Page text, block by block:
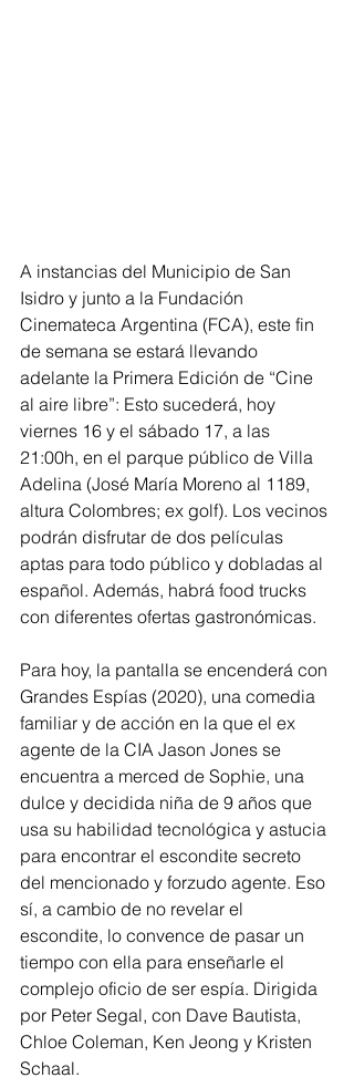
A instancias del Municipio de San
Isidro y junto a la Fundación
Cinemateca Argentina (FCA), este fin
de semana se estará llevando
adelante la Primera Edición de “Cine
al aire libre”: Esto sucederá, hoy
viernes 16 y el sábado 17, a las
21:00h, en el parque público de Villa
Adelina (José María Moreno al 1189,
altura Colombres; ex golf). Los vecinos
podrán disfrutar de dos películas
aptas para todo público y dobladas al
español. Además, habrá food trucks
con diferentes ofertas gastronómicas.
Para hoy, la pantalla se encenderá con
Grandes Espías (2020), una comedia
familiar y de acción en la que el ex
agente de la CIA Jason Jones se
encuentra a merced de Sophie, una
dulce y decidida niña de 9 años que
usa su habilidad tecnológica y astucia
para encontrar el escondite secreto
del mencionado y forzudo agente. Eso
sí, a cambio de no revelar el
escondite, lo convence de pasar un
tiempo con ella para enseñarle el
complejo oficio de ser espía. Dirigida
por Peter Segal, con Dave Bautista,
Chloe Coleman, Ken Jeong y Kristen
Schaal.